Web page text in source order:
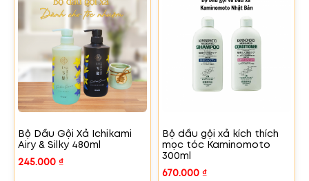
Bộ Dầu Gội Xả Ichikami
Airy & Silky 480ml
245.000 ₫
Bộ dầu gội xả kích thích
mọc tóc Kaminomoto
300ml
670.000 ₫